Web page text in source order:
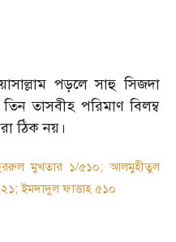
পড়লে সাহু সিজদা
তাসবীহ পরিমাণ বিলম্ব
ঠিক নয়।
মুখতার ১/৫১০; আলমুহীতুল
ইমদাদুল ফাত্তাহ ৫১০